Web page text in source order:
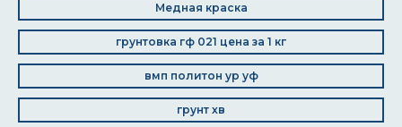
Медная краска
грунтовка гф 021 цена за 1 кг
вмп политон ур уф
грунт хв